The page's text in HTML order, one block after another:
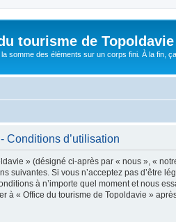
tourisme de Topoldavie
somme des éléments sur un corps fini. À la fin,
Conditions d’utilisation
» (désigné ci-après par « nous », «
suivantes. Si vous n’acceptez pas d’être
à n’importe quel moment et nous
à « Office du tourisme de Topoldavie »